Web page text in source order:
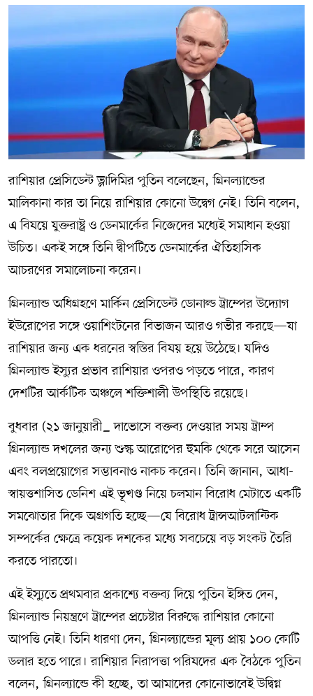
রাশিয়ার প্রেসিডেন্ট ভ্লাদিমির পুতিন বলেছেন, গ্রিনল্যান্ডের
মালিকানা কার তা নিয়ে রাশিয়ার কোনো উদ্বেগ নেই। তিনি বলেন,
এ বিষয়ে যুক্তরাষ্ট্র ও ডেনমার্কের নিজেদের মধ্যেই সমাধান হওয়া
উচিত। একই সঙ্গে তিনি দ্বীপটিতে ডেনমার্কের ঐতিহাসিক
আচরণের সমালোচনা করেন।
গ্রিনল্যান্ড অধিগ্রহণে মার্কিন প্রেসিডেন্ট ডোনাল্ড ট্রাম্পের উদ্যোগ
ইউরোপের সঙ্গে ওয়াশিংটনের বিভাজন আরও গভীর করছে—যা
রাশিয়ার জন্য এক ধরনের স্বস্তির বিষয় হয়ে উঠেছে। যদিও
গ্রিনল্যান্ড ইস্যুর প্রভাব রাশিয়ার ওপরও পড়তে পারে, কারণ
দেশটির আর্কটিক অঞ্চলে শক্তিশালী উপস্থিতি রয়েছে।
বুধবার (২১ জানুয়ারী_ দাভোসে বক্তব্য দেওয়ার সময় ট্রাম্প
গ্রিনল্যান্ড দখলের জন্য শুল্ক আরোপের হুমকি থেকে সরে আসেন
এবং বলপ্রয়োগের সম্ভাবনাও নাকচ করেন। তিনি জানান, আধা-
স্বায়ত্তশাসিত ডেনিশ এই ভূখণ্ড নিয়ে চলমান বিরোধ মেটাতে একটি
সমঝোতার দিকে অগ্রগতি হচ্ছে—যে বিরোধ ট্রান্সআটলান্টিক
সম্পর্কের ক্ষেত্রে কয়েক দশকের মধ্যে সবচেয়ে বড় সংকট তৈরি
করতে পারতো।
এই ইস্যুতে প্রথমবার প্রকাশ্যে বক্তব্য দিয়ে পুতিন ইঙ্গিত দেন,
গ্রিনল্যান্ড নিয়ন্ত্রণে ট্রাম্পের প্রচেষ্টার বিরুদ্ধে রাশিয়ার কোনো
আপত্তি নেই। তিনি ধারণা দেন, গ্রিনল্যান্ডের মূল্য প্রায় ১০০ কোটি
ডলার হতে পারে। রাশিয়ার নিরাপত্তা পরিষদের এক বৈঠকে পুতিন
বলেন, গ্রিনল্যান্ডে কী হচ্ছে, তা আমাদের কোনোভাবেই উদ্বিগ্ন